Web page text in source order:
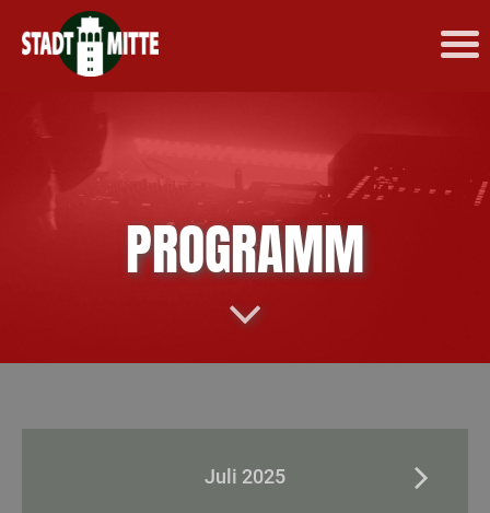
PROGRAMM
Juli 2025